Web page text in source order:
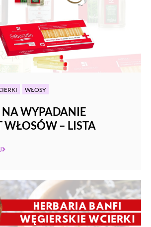
WŁOSY
WYPADANIE
WŁOSÓW – LISTA